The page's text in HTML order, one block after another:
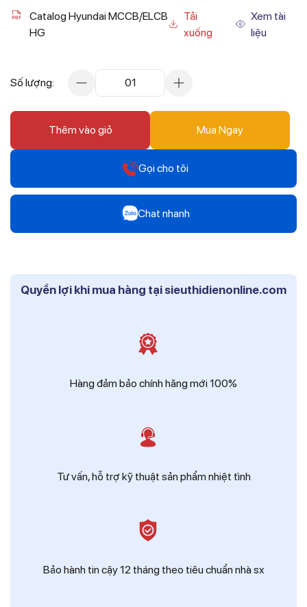
Catalog Hyundai MCCB/ELCB
HG
Tải
xuống
Xem tài
liệu
Số lượng: 01
Thêm vào giỏ Mua Ngay
Gọi cho tôi
0916 804 808
Chat nhanh
Mr Trâm - Điện Thái Dương
Quyền lợi khi mua hàng tại sieuthidienonline.com
Hàng đảm bảo chính hãng mới 100%
Tư vấn, hỗ trợ kỹ thuật sản phẩm nhiệt tình
Bảo hành tin cậy 12 tháng theo tiêu chuẩn nhà sx